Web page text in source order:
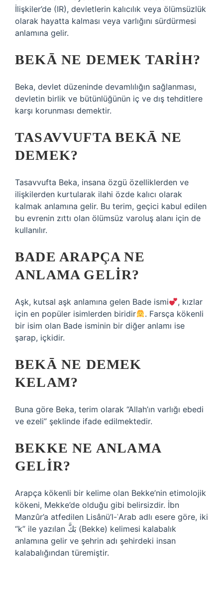
İlişkiler’de (IR), devletlerin kalıcılık veya ölümsüzlük
olarak hayatta kalması veya varlığını sürdürmesi
anlamına gelir.
BEKĀ NE DEMEK TARIH?
Beka, devlet düzeninde devamlılığın sağlanması,
devletin birlik ve bütünlüğünün iç ve dış tehditlere
karşı korunması demektir.
TASAVVUFTA BEKĀ NE
DEMEK?
Tasavvufta Beka, insana özgü özelliklerden ve
ilişkilerden kurtularak ilahi özde kalıcı olarak
kalmak anlamına gelir. Bu terim, geçici kabul edilen
bu evrenin zıttı olan ölümsüz varoluş alanı için de
kullanılır.
BADE ARAPÇA NE
ANLAMA GELIR?
Aşk, kutsal aşk anlamına gelen Bade ismi
, kızlar
için en popüler isimlerden biridir
. Farsça kökenli
bir isim olan Bade isminin bir diğer anlamı ise
şarap, içkidir.
BEKĀ NE DEMEK
KELAM?
Buna göre Beka, terim olarak “Allah’ın varlığı ebedi
ve ezeli” şeklinde ifade edilmektedir.
BEKKE NE ANLAMA
GELIR?
Arapça kökenli bir kelime olan Bekke’nin etimolojik
kökeni, Mekke’de olduğu gibi belirsizdir. İbn
Manzûr’a atfedilen Lisânü’l-ʿArab adlı esere göre, iki
“k” ile yazılan بَكَّ (Bekke) kelimesi kalabalık
anlamına gelir ve şehrin adı şehirdeki insan
kalabalığından türemiştir.